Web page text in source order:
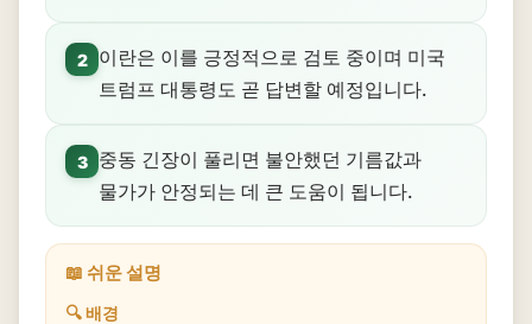
2
이란은 이를 긍정적으로 검토 중이며 미국
트럼프 대통령도 곧 답변할 예정입니다.
3
중동 긴장이 풀리면 불안했던 기름값과
물가가 안정되는 데 큰 도움이 됩니다.
📖 쉬운 설명
🔍 배경